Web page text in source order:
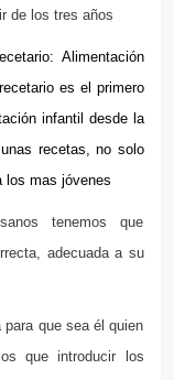
de los tres años
Alimentación
es el primero
infantil desde la
recetas, no solo
los mas jóvenes
tenemos que
adecuada a su
que sea él quien
que introducir los